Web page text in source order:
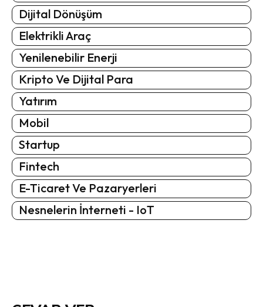
Dijital Dönüşüm
Elektrikli Araç
Yenilenebilir Enerji
Kripto Ve Dijital Para
Yatırım
Mobil
Startup
Fintech
E-Ticaret Ve Pazaryerleri
Nesnelerin İnterneti - IoT